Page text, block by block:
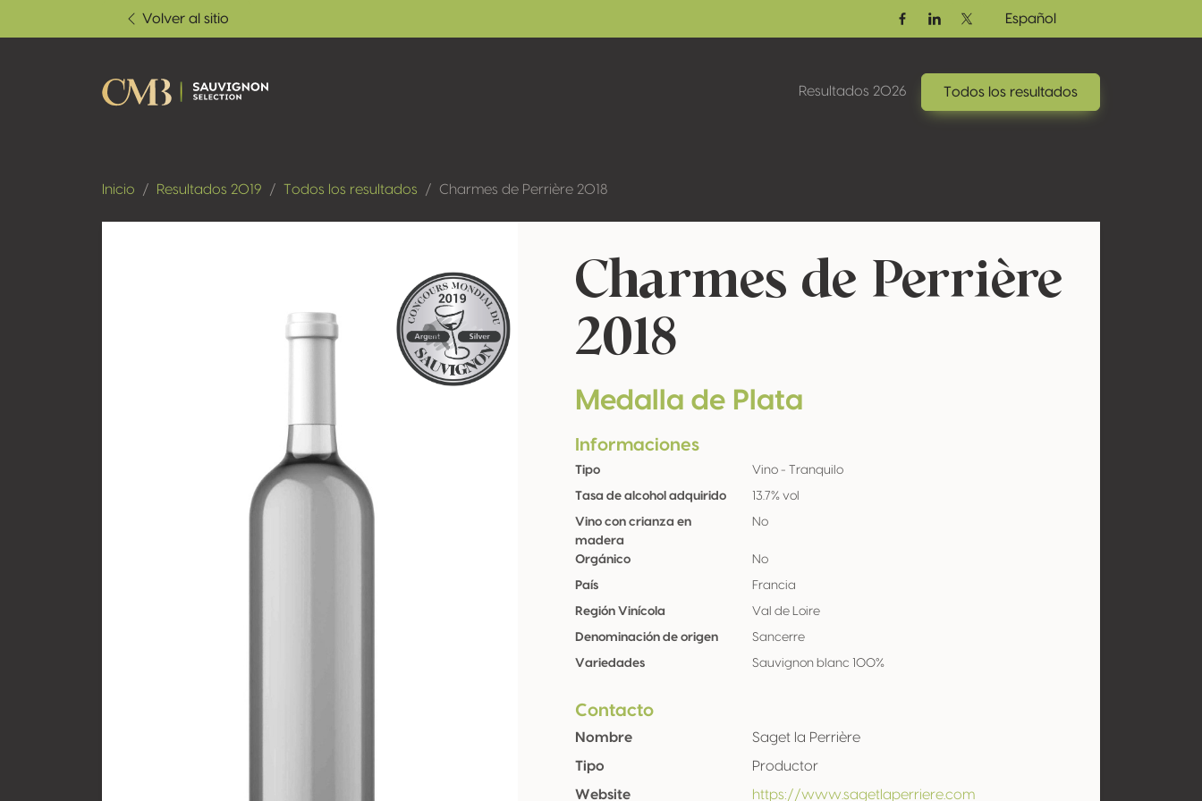
Volver al sitio
FacebookLinkedinTwitter / X
Español
Resultados 2026 Todos los resultados
Inicio Resultados 2019 Todos los resultados Charmes de Perrière 2018
Charmes de Perrière
2018
Medalla de Plata
Informaciones
Tipo Vino - Tranquilo
Tasa de alcohol adquirido 13.7% vol
Vino con crianza en
madera
No
Orgánico No
País Francia
Región Vinícola Val de Loire
Denominación de origen Sancerre
Variedades Sauvignon blanc 100%
Contacto
Nombre
Saget la Perrière
Tipo
Productor
Website
https://www.sagetlaperriere.com